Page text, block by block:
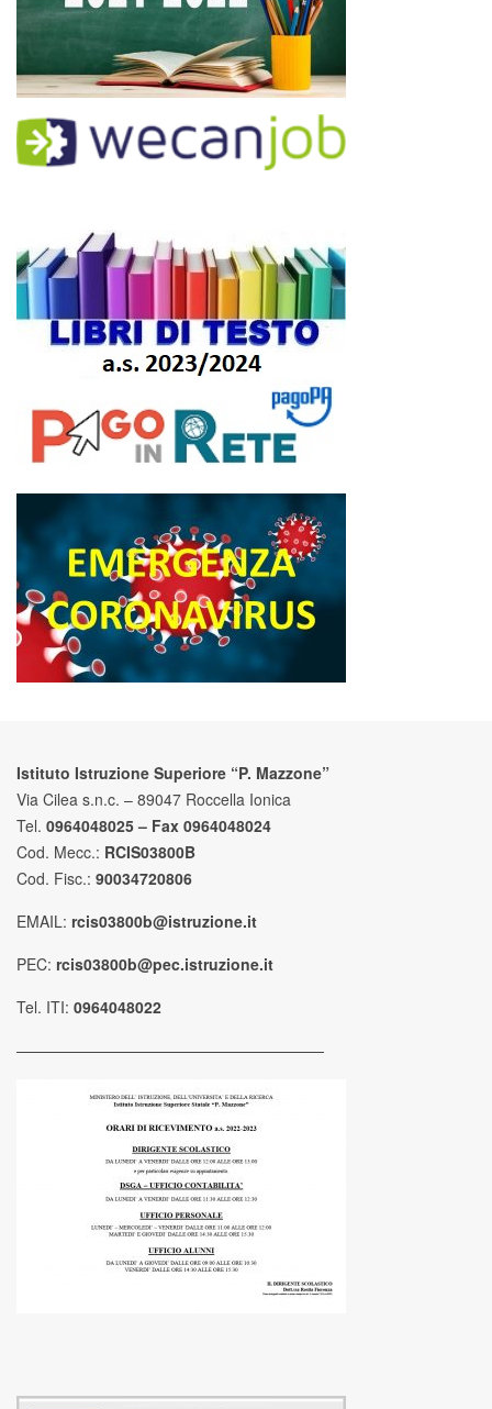
Istituto Istruzione Superiore “P. Mazzone”
Via Cilea s.n.c. – 89047 Roccella Ionica
Tel. 0964048025 – Fax 0964048024
Cod. Mecc.: RCIS03800B
Cod. Fisc.: 90034720806
EMAIL: rcis03800b@istruzione.it
PEC: rcis03800b@pec.istruzione.it
Tel. ITI: 0964048022
————————————————————